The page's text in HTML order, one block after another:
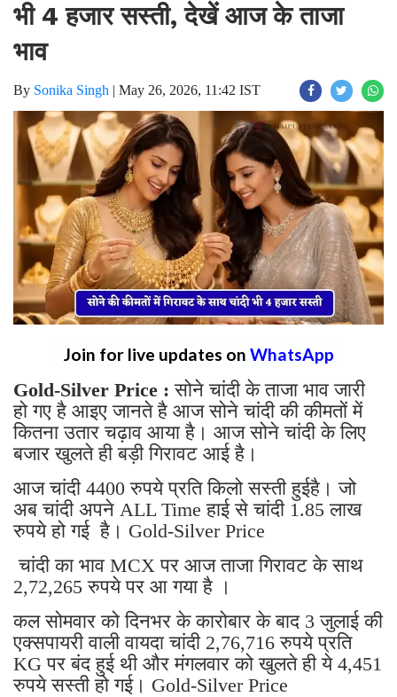
भी 4 हजार सस्ती, देखें आज के ताजा
भाव
By Sonika Singh | May 26, 2026, 11:42 IST
Join for live updates on WhatsApp
Gold-Silver Price :सोने चांदी के ताजा भाव जारी
हो गए है आइए जानते है आज सोने चांदी की कीमतों में
कितना उतार चढ़ाव आया है। आज सोने चांदी के लिए
बजार खुलते ही बड़ी गिरावट आई है।
आज चांदी 4400 रुपये प्रति किलो सस्ती हुईहै। जो
अब चांदी अपने ALL Time हाई से चांदी 1.85 लाख
रुपये हो गई है। Gold-Silver Price
चांदी का भाव MCX पर आज ताजा गिरावट के साथ
2,72,265 रुपये पर आ गया है ।
कल सोमवार को दिनभर के कारोबार के बाद 3 जुलाई की
एक्सपायरी वाली वायदा चांदी 2,76,716 रुपये प्रति
KG पर बंद हुई थी और मंगलवार को खुलते ही ये 4,451
रुपये सस्ती हो गई। Gold-Silver Price